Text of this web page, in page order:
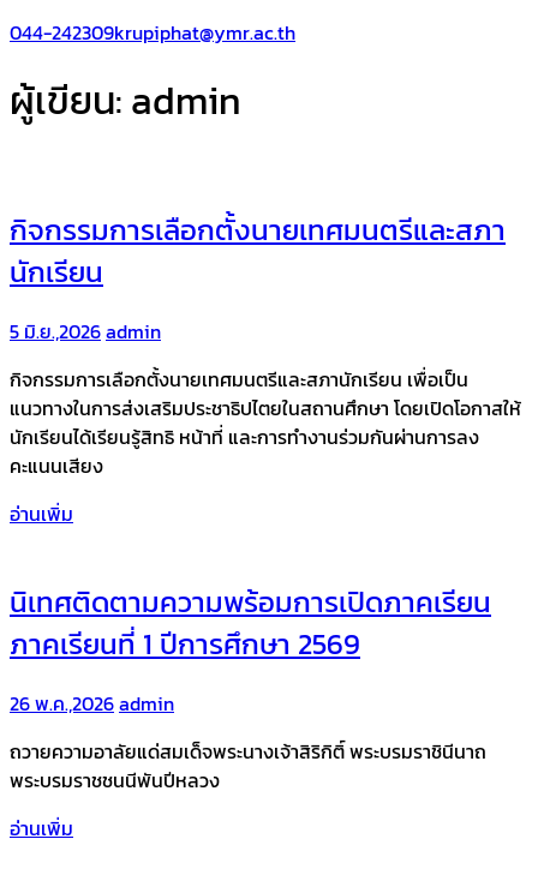
044-242309krupiphat@ymr.ac.th
ผู้เขียน:admin
กิจกรรมการเลือกตั้งนายเทศมนตรีและสภา
นักเรียน
5 มิ.ย.,2026admin
กิจกรรมการเลือกตั้งนายเทศมนตรีและสภานักเรียน เพื่อเป็น
แนวทางในการส่งเสริมประชาธิปไตยในสถานศึกษา โดยเปิดโอกาสให้
นักเรียนได้เรียนรู้สิทธิ หน้าที่ และการทำงานร่วมกันผ่านการลง
คะแนนเสียง
อ่านเพิ่ม
นิเทศติดตามความพร้อมการเปิดภาคเรียน
ภาคเรียนที่ 1 ปีการศึกษา 2569
26 พ.ค.,2026admin
ถวายความอาลัยแด่สมเด็จพระนางเจ้าสิริกิติ์ พระบรมราชินีนาถ
พระบรมราชชนนีพันปีหลวง
อ่านเพิ่ม